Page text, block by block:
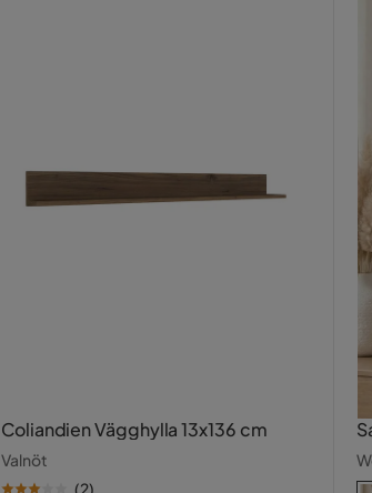
Coliandien Vägghylla 13x136 cm
Valnöt
(2)